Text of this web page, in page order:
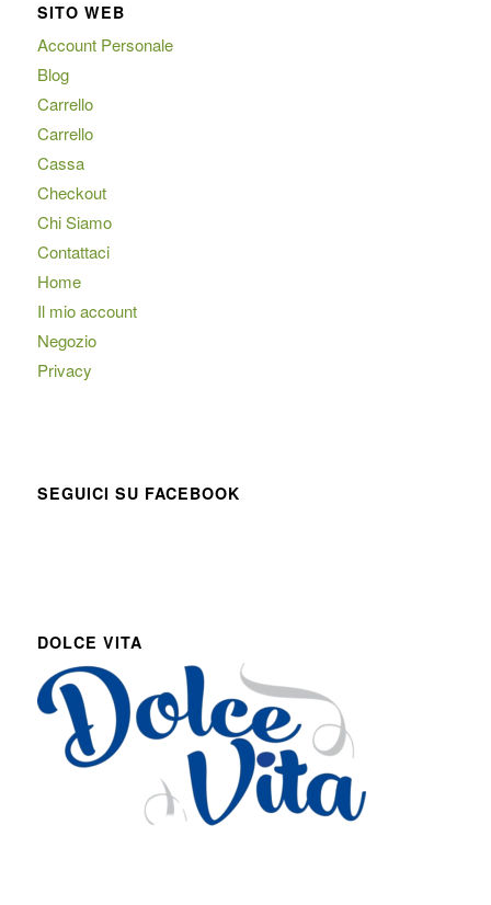
SITO WEB
Account Personale
Blog
Carrello
Carrello
Cassa
Checkout
Chi Siamo
Contattaci
Home
Il mio account
Negozio
Privacy
SEGUICI SU FACEBOOK
DOLCE VITA